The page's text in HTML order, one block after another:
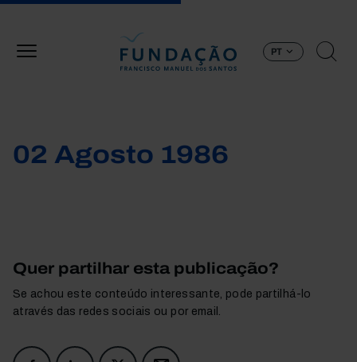
PT
02 Agosto 1986
Quer partilhar esta publicação?
Se achou este conteúdo interessante, pode partilhá-lo
através das redes sociais ou por email.